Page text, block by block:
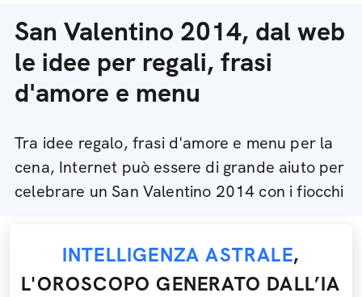
San Valentino 2014, dal web
le idee per regali, frasi
d'amore e menu
Tra idee regalo, frasi d'amore e menu per la
cena, Internet può essere di grande aiuto per
celebrare un San Valentino 2014 con i fiocchi
INTELLIGENZA ASTRALE,
L'OROSCOPO GENERATO DALL’IA